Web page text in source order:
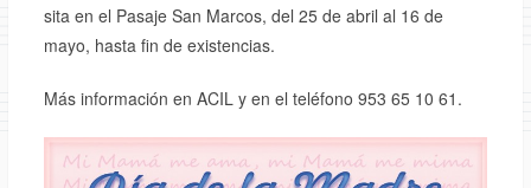
sita en el Pasaje San Marcos, del 25 de abril al 16 de
mayo, hasta fin de existencias.
Más información en ACIL y en el teléfono 953 65 10 61.